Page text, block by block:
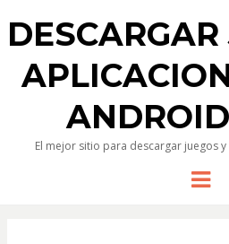
El mejor sitio para descargar juegos